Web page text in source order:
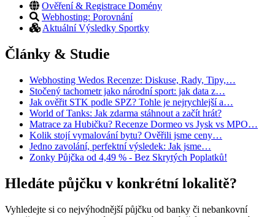
Ověření & Registrace Domény
Webhosting: Porovnání
Aktuální Výsledky Sportky
Články & Studie
Webhosting Wedos Recenze: Diskuse, Rady, Tipy,…
Stočený tachometr jako národní sport: jak data z…
Jak ověřit STK podle SPZ? Tohle je nejrychlejší a…
World of Tanks: Jak zdarma stáhnout a začít hrát?
Matrace za Hubičku? Recenze Dormeo vs Jysk vs MPO…
Kolik stojí vymalování bytu? Ověřili jsme ceny…
Jedno zavolání, perfektní výsledek: Jak jsme…
Zonky Půjčka od 4,49 % - Bez Skrytých Poplatků!
Hledáte půjčku v konkrétní lokalitě?
Vyhledejte si co nejvýhodnější půjčku od banky či nebankovní